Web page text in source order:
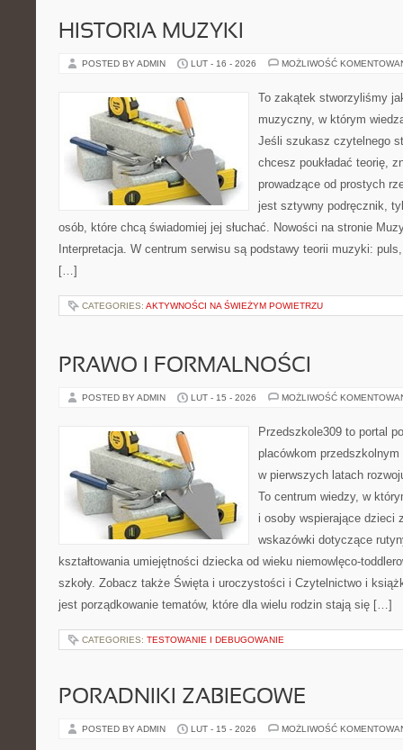
HISTORIA MUZYKI
POSTED BY ADMIN LUT - 16 - 2026 MOŻLIWOŚĆ
To zakątek stworzyliśmy
muzyczny, w którym
Jeśli szukasz czytelnego
chcesz poukładać teorię,
prowadzące od prostych
jest sztywny podręcznik,
osób, które chcą świadomiej jej słuchać. Nowości na stronie
Interpretacja. W centrum serwisu są podstawy teorii muzyki:
[…]
CATEGORIES: AKTYWNOŚCI NA ŚWIEŻYM POWIETRZU
PRAWO I FORMALNOŚCI
POSTED BY ADMIN LUT - 15 - 2026 MOŻLIWOŚĆ
Przedszkole309 to portal
placówkom
w pierwszych latach
To centrum wiedzy, w
i osoby wspierające dzieci
wskazówki dotyczące
kształtowania umiejętności dziecka od wieku niemowlęco-
szkoły. Zobacz także Święta i uroczystości i Czytelnictwo i
jest porządkowanie tematów, które dla wielu rodzin stają się […]
CATEGORIES: TESTOWANIE I DEBUGOWANIE
PORADNIKI ZABIEGOWE
POSTED BY ADMIN LUT - 15 - 2026 MOŻLIWOŚĆ